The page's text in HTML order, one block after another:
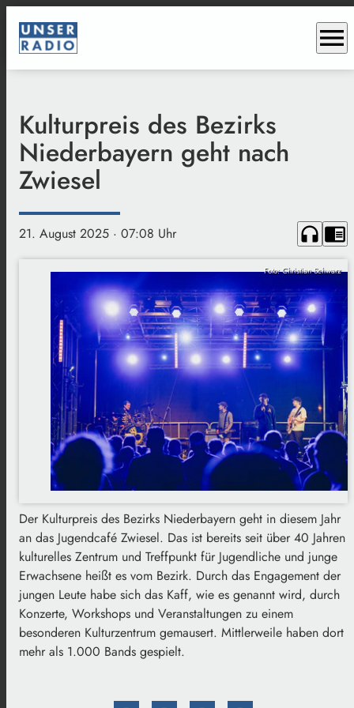
menu
Kulturpreis des Bezirks
Niederbayern geht nach
Zwiesel
21. August 2025 · 07:08 Uhr headphones chrome_reader_mode
Foto: Christian Schwarz
Der Kulturpreis des Bezirks Niederbayern geht in diesem Jahr
an das Jugendcafé Zwiesel. Das ist bereits seit über 40 Jahren
kulturelles Zentrum und Treffpunkt für Jugendliche und junge
Erwachsene heißt es vom Bezirk. Durch das Engagement der
jungen Leute habe sich das Kaff, wie es genannt wird, durch
Konzerte, Workshops und Veranstaltungen zu einem
besonderen Kulturzentrum gemausert. Mittlerweile haben dort
mehr als 1.000 Bands gespielt.